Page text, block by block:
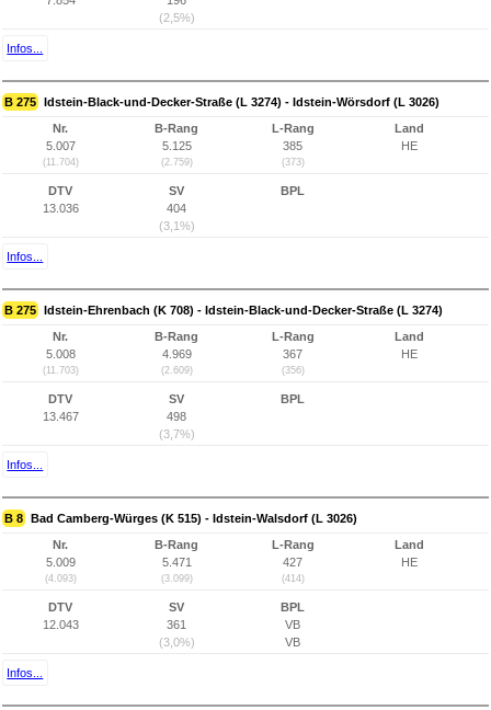
(2,5%)
Infos...
B 275 Idstein-Black-und-Decker-Straße (L 3274) - Idstein-Wörsdorf (L 3026)
Nr.
5.007
(11.704)
B-Rang
5.125
(2.759)
L-Rang
385
(373)
Land
HE
DTV
13.036
SV
404
(3,1%)
BPL
Infos...
B 275 Idstein-Ehrenbach (K 708) - Idstein-Black-und-Decker-Straße (L 3274)
Nr.
5.008
(11.703)
B-Rang
4.969
(2.609)
L-Rang
367
(356)
Land
HE
DTV
13.467
SV
498
(3,7%)
BPL
Infos...
B 8 Bad Camberg-Würges (K 515) - Idstein-Walsdorf (L 3026)
Nr.
5.009
(4.093)
B-Rang
5.471
(3.099)
L-Rang
427
(414)
Land
HE
DTV
12.043
SV
361
(3,0%)
BPL
VB
VB
Infos...